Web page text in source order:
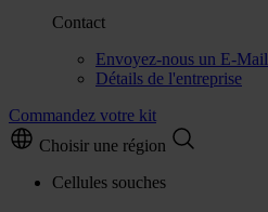
Contact
Envoyez-nous un E-Mail
Détails de l'entreprise
Commandez votre kit
Choisir une région
Cellules souches